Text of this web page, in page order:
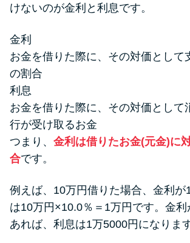
けないのが金利と利息です。
金利
お金を借りた際に、その対価として
の割合
利息
お金を借りた際に、その対価として
行が受け取るお金
つまり、 金利は借りたお金(元金)に
合です。
例えば、10万円借りた場合、金利が
は10万円×10.0％＝1万円です。金
あれば、利息は1万5000円になります